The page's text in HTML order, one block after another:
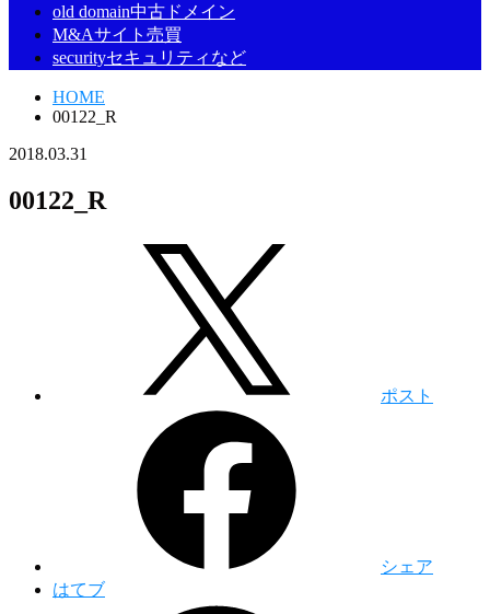
old domain中古ドメイン
M&Aサイト売買
securityセキュリティなど
HOME
00122_R
2018.03.31
00122_R
ポスト
シェア
はてブ